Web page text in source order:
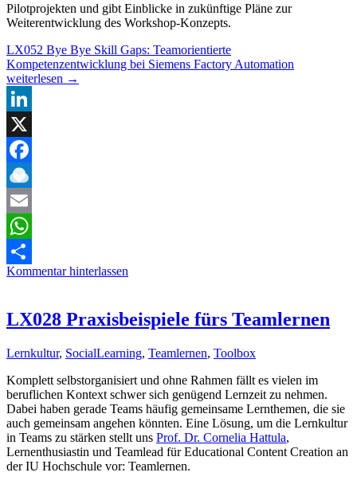
Pilotprojekten und gibt Einblicke in zukünftige Pläne zur
Weiterentwicklung des Workshop-Konzepts.
LX052 Bye Bye Skill Gaps: Teamorientierte
Kompetenzentwicklung bei Siemens Factory Automation
weiterlesen →
LinkedIn
X
Facebook
Raindrop.io
Email
WhatsApp
Teilen
Kommentar hinterlassen
LX028 Praxisbeispiele fürs Teamlernen
Lernkultur, SocialLearning, Teamlernen, Toolbox
Komplett selbstorganisiert und ohne Rahmen fällt es vielen im
beruflichen Kontext schwer sich genügend Lernzeit zu nehmen.
Dabei haben gerade Teams häufig gemeinsame Lernthemen, die sie
auch gemeinsam angehen könnten. Eine Lösung, um die Lernkultur
in Teams zu stärken stellt uns Prof. Dr. Cornelia Hattula,
Lernenthusiastin und Teamlead für Educational Content Creation an
der IU Hochschule vor: Teamlernen.